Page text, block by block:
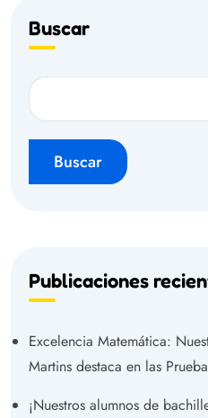
Buscar
Buscar
Publicaciones
Excelencia Matemática:
Martins destaca en las
¡Nuestros alumnos de